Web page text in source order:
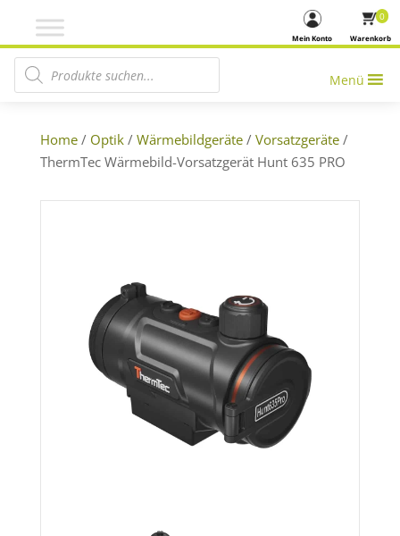
Warenkorb
0
Mein Konto
Products search
Menü
Home/ Optik/ Wärmebildgeräte/ Vorsatzgeräte/
ThermTec Wärmebild-Vorsatzgerät Hunt 635 PRO